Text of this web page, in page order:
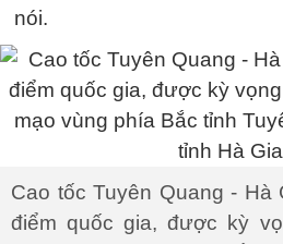
nói.
Cao tốc Tuyên Quang - Hà
điểm quốc gia, được kỳ